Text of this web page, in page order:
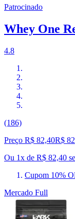
Patrocinado
Whey One
4.8
(186)
Preço R$ 82,40R$ 82
Ou 1x de R$ 82,40
Cupom 10%
Mercado Full